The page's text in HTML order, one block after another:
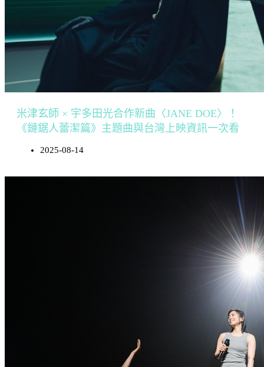
米津玄師 × 宇多田光合作新曲〈JANE DOE〉！
《鏈鋸人蕾潔篇》主題曲與台灣上映資訊一次看
2025-08-14